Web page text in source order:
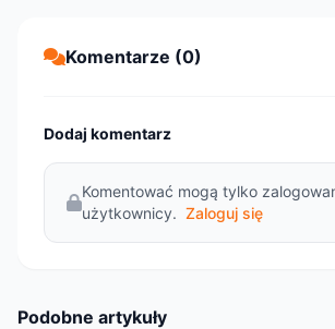
Komentarze (0)
Dodaj komentarz
Komentować mogą tylko
użytkownicy. Zaloguj się
Podobne artykuły